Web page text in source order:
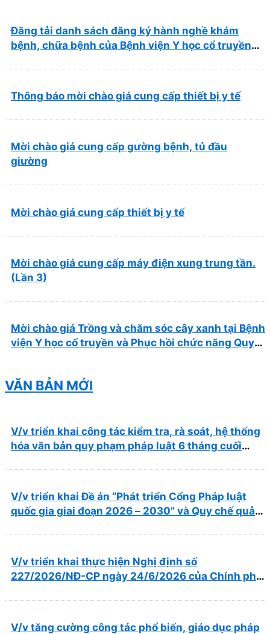
Đăng tải danh sách đăng ký hành nghề khám
bệnh, chữa bệnh của Bệnh viện Y học cổ truyền
Thông báo mời chào giá cung cấp thiết bị y tế
Mời chào giá cung cấp gường bệnh, tủ đầu
giường
Mời chào giá cung cấp thiết bị y tế
Mời chào giá cung cấp máy điện xung trung tần.
(Lần 3)
Mời chào giá Trồng và chăm sóc cây xanh tại Bệnh
viện Y học cổ truyền và Phục hồi chức năng Quy
VĂN BẢN MỚI
V/v triển khai công tác kiểm tra, rà soát, hệ thống
hóa văn bản quy phạm pháp luật 6 tháng cuối
V/v triển khai Đề án “Phát triển Cổng Pháp luật
quốc gia giai đoạn 2026 – 2030” và Quy chế quản
V/v triển khai thực hiện Nghị định số
227/2026/NĐ-CP ngày 24/6/2026 của Chính phủ
trong lĩnh vực y tế
V/v tăng cường công tác phổ biến, giáo dục pháp